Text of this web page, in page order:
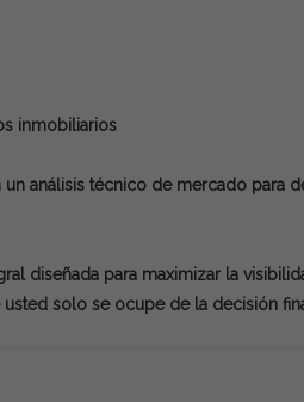
inmobiliarios
análisis técnico de mercado para
diseñada para maximizar la
solo se ocupe de la decisión